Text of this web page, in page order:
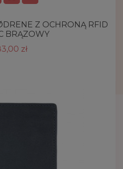
Z OCHRONĄ RFID
BRĄZOWY
zł